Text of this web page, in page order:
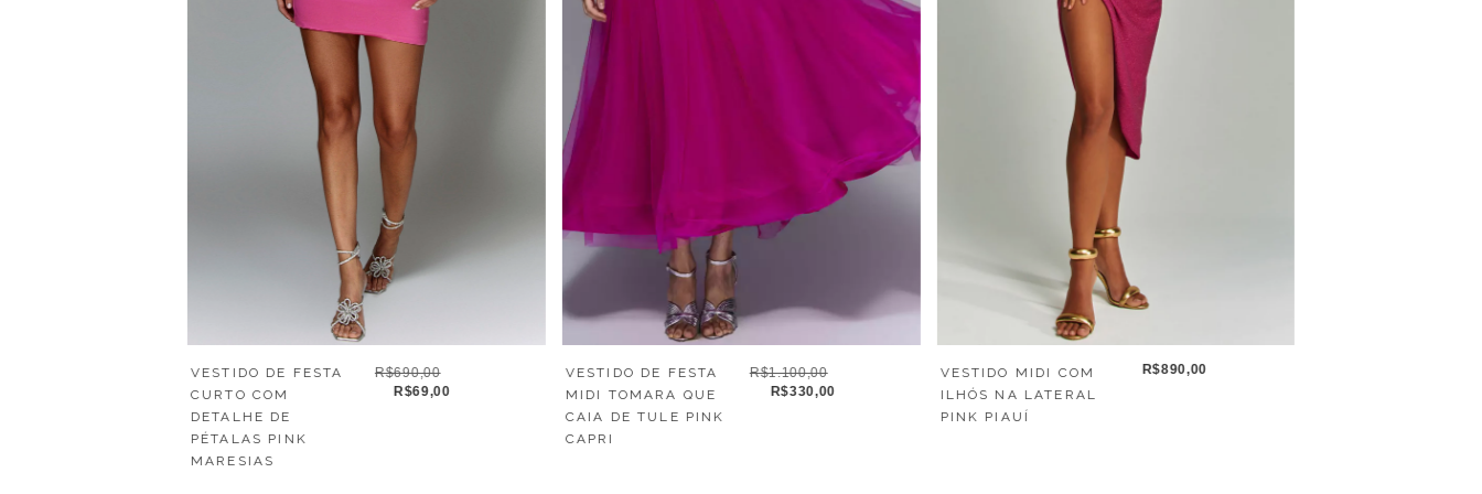
VESTIDO DE FESTA
CURTO COM
DETALHE DE
PÉTALAS PINK
MARESIAS
R$690,00
R$69,00
VESTIDO DE FESTA
MIDI TOMARA QUE
CAIA DE TULE PINK
CAPRI
R$1.100,00
R$330,00
VESTIDO MIDI COM
ILHÓS NA LATERAL
PINK PIAUÍ
R$890,00